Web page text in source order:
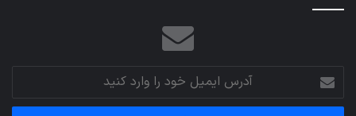
آدرس
ایمیل
خود